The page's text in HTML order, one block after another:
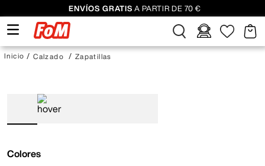
ENVÍOS GRATIS A PARTIR DE 70 €
Calzado Zapatillas
Colores